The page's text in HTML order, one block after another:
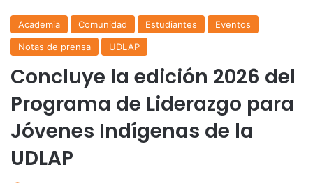
Academia Comunidad Estudiantes
Eventos
Notas de prensa
UDLAP
Concluye la edición 2026 del
Programa de Liderazgo para
Jóvenes Indígenas de la
UDLAP